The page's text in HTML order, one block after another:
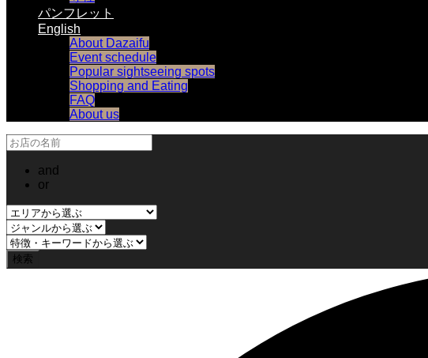
パンフレット
English
About Dazaifu
Event schedule
Popular sightseeing spots
Shopping and Eating
FAQ
About us
and
or